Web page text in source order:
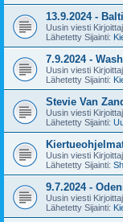
13.9.2024 -
Uusin viesti
Lähetetty Sijainti:
7.9.2024 -
Uusin viesti
Lähetetty Sijainti:
Stevie Van
Uusin viesti
Lähetetty Sijainti:
Uusin viesti
Lähetetty Sijainti:
9.7.2024 -
Uusin viesti
Lähetetty Sijainti: